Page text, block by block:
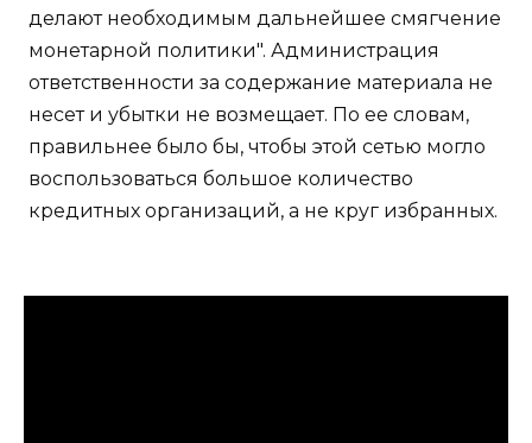
делают необходимым дальнейшее смягчение
монетарной политики". Администрация
ответственности за содержание материала не
несет и убытки не возмещает. По ее словам,
правильнее было бы, чтобы этой сетью могло
воспользоваться большое количество
кредитных организаций, а не круг избранных.